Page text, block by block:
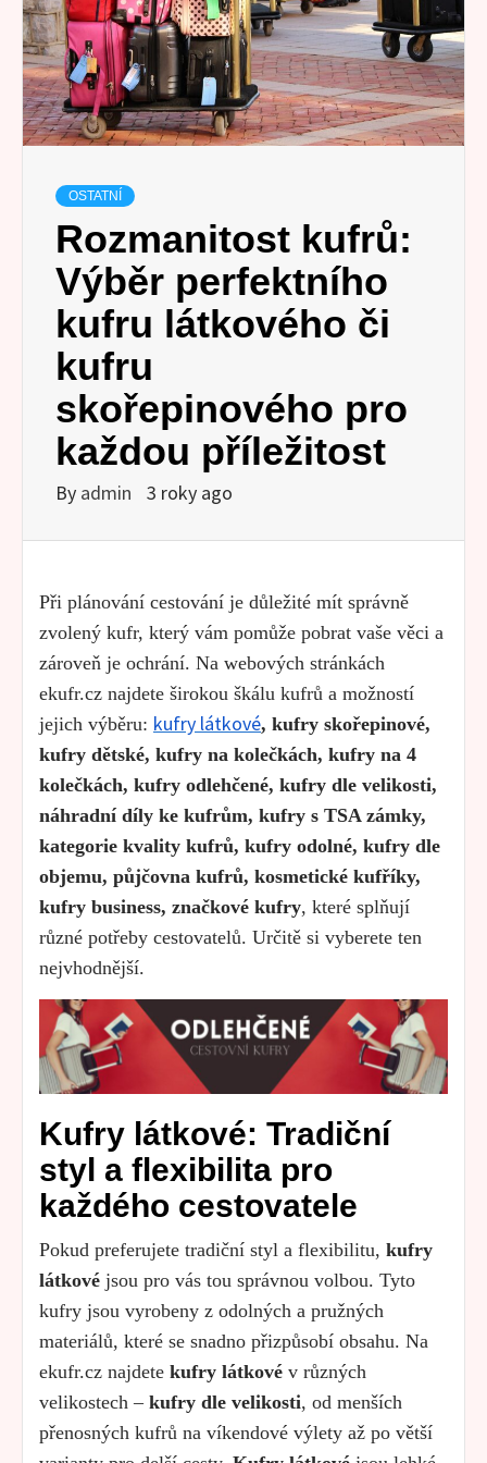
OSTATNÍ
Rozmanitost kufrů:
Výběr perfektního
kufru látkového či
kufru
skořepinového pro
každou příležitost
By admin 3 roky ago
Při plánování cestování je důležité mít správně
zvolený kufr, který vám pomůže pobrat vaše věci a
zároveň je ochrání. Na webových stránkách
ekufr.cz najdete širokou škálu kufrů a možností
jejich výběru: kufry látkové, kufry skořepinové,
kufry dětské, kufry na kolečkách, kufry na 4
kolečkách, kufry odlehčené, kufry dle velikosti,
náhradní díly ke kufrům, kufry s TSA zámky,
kategorie kvality kufrů, kufry odolné, kufry dle
objemu, půjčovna kufrů, kosmetické kufříky,
kufry business, značkové kufry, které splňují
různé potřeby cestovatelů. Určitě si vyberete ten
nejvhodnější.
Kufry látkové: Tradiční
styl a flexibilita pro
každého cestovatele
Pokud preferujete tradiční styl a flexibilitu, kufry
látkové jsou pro vás tou správnou volbou. Tyto
kufry jsou vyrobeny z odolných a pružných
materiálů, které se snadno přizpůsobí obsahu. Na
ekufr.cz najdete kufry látkové v různých
velikostech – kufry dle velikosti, od menších
přenosných kufrů na víkendové výlety až po větší